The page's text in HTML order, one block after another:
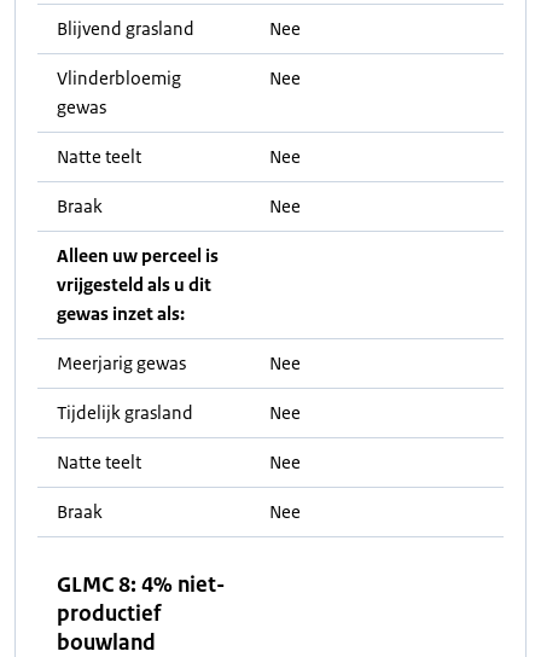
Blijvend grasland Nee
Vlinderbloemig
gewas
Nee
Natte teelt Nee
Braak Nee
Alleen uw perceel is
vrijgesteld als u dit
gewas inzet als:
Meerjarig gewas Nee
Tijdelijk grasland Nee
Natte teelt Nee
Braak Nee
GLMC 8: 4% niet-
productief
bouwland